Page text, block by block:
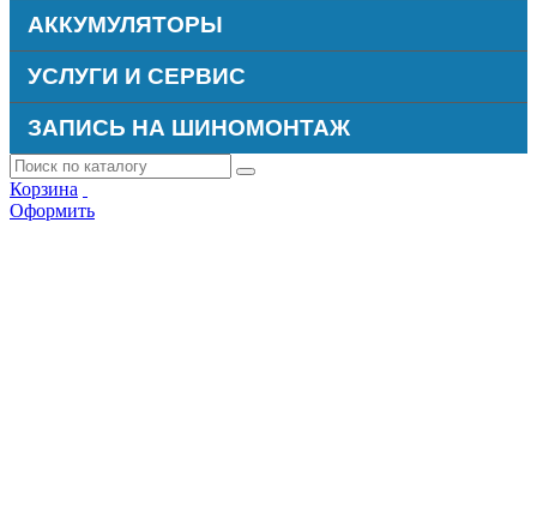
АККУМУЛЯТОРЫ
УСЛУГИ И СЕРВИС
ЗАПИСЬ НА ШИНОМОНТАЖ
Корзина
Оформить